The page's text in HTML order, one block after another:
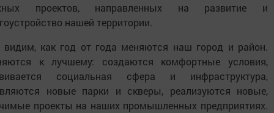
проектов, направленных на развитие и
нашей территории.
как год от года меняются наш город и район.
к лучшему: создаются комфортные условия,
социальная сфера и инфраструктура,
новые парки и скверы, реализуются новые,
проекты на наших промышленных предприятиях.